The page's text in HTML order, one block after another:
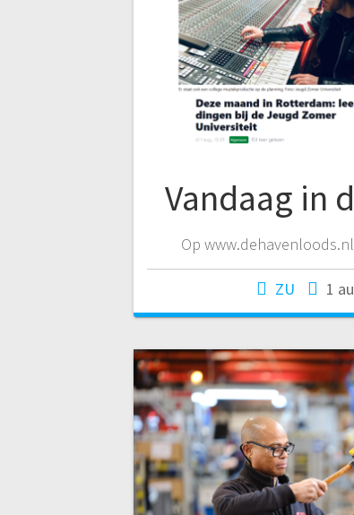
Vandaag in
Op
ZU 1